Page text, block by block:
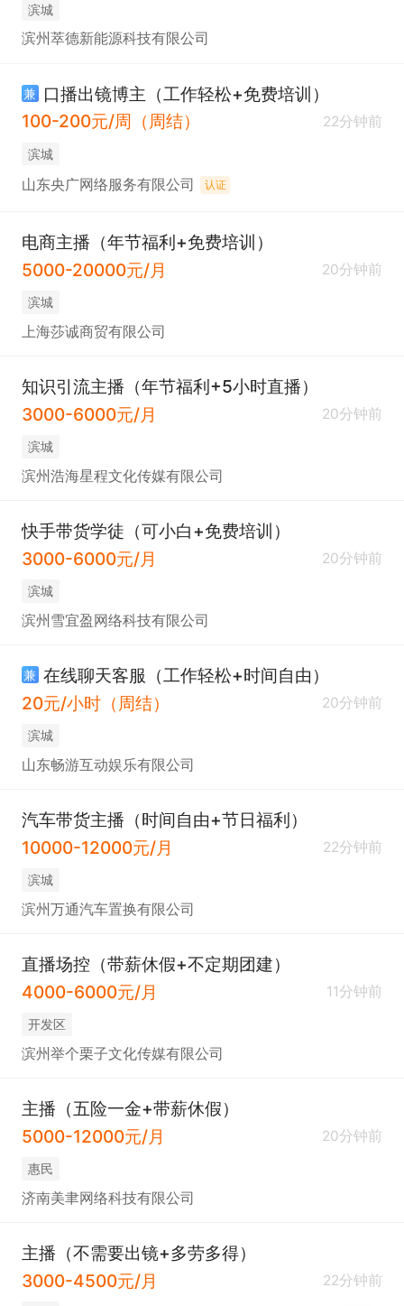
滨城
滨州萃德新能源科技有限公司
兼 口播出镜博主（工作轻松+免费培训）
100-200元/周（周结）
22分钟前
滨城
山东央广网络服务有限公司 认证
电商主播（年节福利+免费培训）
5000-20000元/月
20分钟前
滨城
上海莎诚商贸有限公司
知识引流主播（年节福利+5小时直播）
3000-6000元/月
20分钟前
滨城
滨州浩海星程文化传媒有限公司
快手带货学徒（可小白+免费培训）
3000-6000元/月
20分钟前
滨城
滨州雪宜盈网络科技有限公司
兼 在线聊天客服（工作轻松+时间自由）
20元/小时（周结）
20分钟前
滨城
山东畅游互动娱乐有限公司
汽车带货主播（时间自由+节日福利）
10000-12000元/月
22分钟前
滨城
滨州万通汽车置换有限公司
直播场控（带薪休假+不定期团建）
4000-6000元/月
11分钟前
开发区
滨州举个栗子文化传媒有限公司
主播（五险一金+带薪休假）
5000-12000元/月
20分钟前
惠民
济南美聿网络科技有限公司
主播（不需要出镜+多劳多得）
3000-4500元/月
22分钟前